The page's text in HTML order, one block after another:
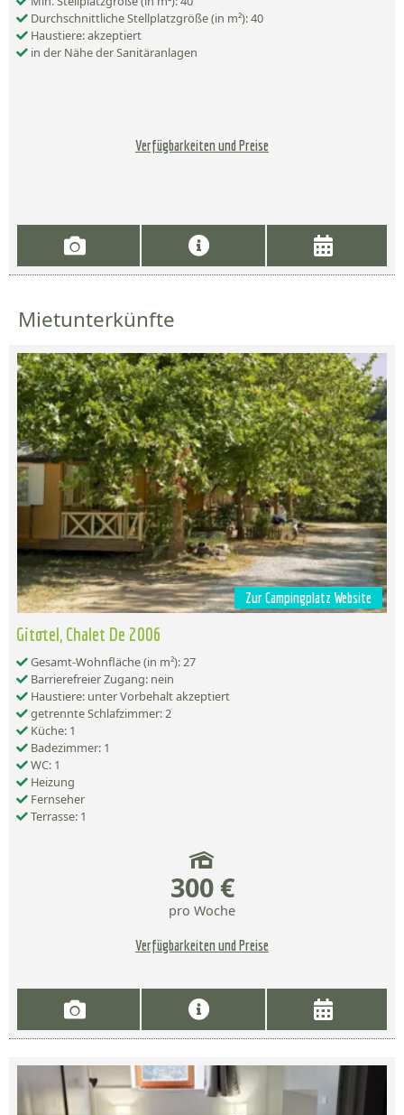
Durchschnittliche Stellplatzgröße (in m²): 40
Haustiere: akzeptiert
in der Nähe der Sanitäranlagen
Verfügbarkeiten und Preise
Mietunterkünfte
Zur Campingplatz Website
Gitotel, Chalet De 2006
Gesamt-Wohnfläche (in m²): 27
Barrierefreier Zugang: nein
Haustiere: unter Vorbehalt akzeptiert
getrennte Schlafzimmer: 2
Küche: 1
Badezimmer: 1
WC: 1
Heizung
Fernseher
Terrasse: 1
300 €
pro Woche
Verfügbarkeiten und Preise